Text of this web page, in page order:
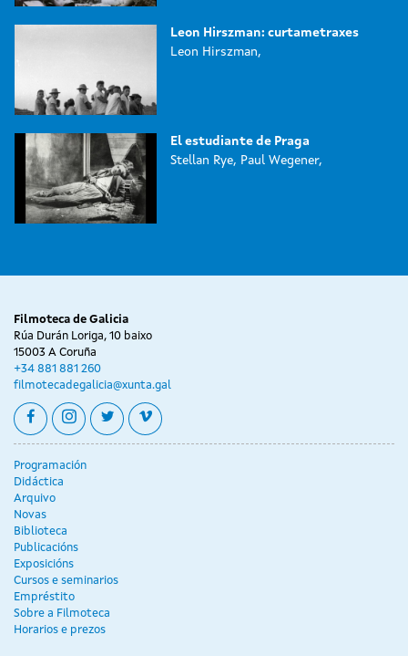
Leon Hirszman: curtametraxes
Leon Hirszman,
El estudiante de Praga
Stellan Rye, Paul Wegener,
Filmoteca de Galicia
Rúa Durán Loriga, 10 baixo
15003 A Coruña
+34 881 881 260
filmotecadegalicia@xunta.gal
facebookinstagram
twittervimeo
Programación
Didáctica
Arquivo
Novas
Biblioteca
Publicacións
Exposicións
Cursos e seminarios
Empréstito
Sobre a Filmoteca
Horarios e prezos